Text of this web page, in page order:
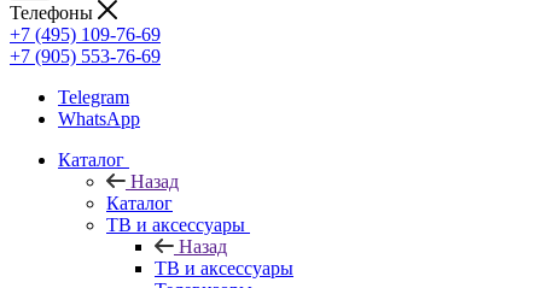
Телефоны
+7 (495) 109-76-69
+7 (905) 553-76-69
Telegram
WhatsApp
Каталог
Назад
Каталог
ТВ и аксессуары
Назад
ТВ и аксессуары